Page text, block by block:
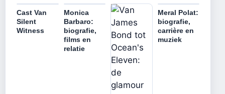
Cast Van
Silent
Witness
Monica
Barbaro:
biografie,
films en
relatie
Meral Polat:
biografie,
carrière en
muziek